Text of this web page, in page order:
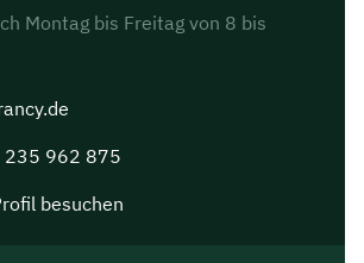
Montag bis Freitag von 8 bis
235 962 875
besuchen